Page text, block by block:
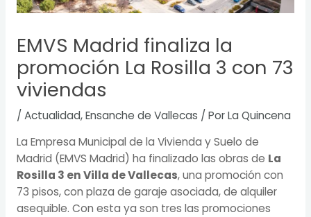
EMVS Madrid finaliza la
promoción La Rosilla 3 con 73
viviendas
/ Actualidad,Ensanche de Vallecas / PorLa Quincena
La Empresa Municipal de la Vivienda y Suelo de
Madrid (EMVS Madrid) ha finalizado las obras de La
Rosilla 3 en Villa de Vallecas, una promoción con
73 pisos, con plaza de garaje asociada, de alquiler
asequible. Con esta ya son tres las promociones